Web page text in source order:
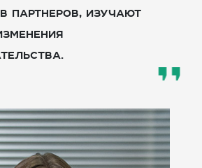
партнеров, изучают